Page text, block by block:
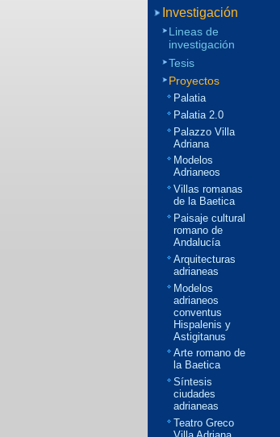
Investigación
Lineas de
investigación
Tesis
Proyectos
Palatia
Palatia 2.0
Palazzo Villa
Adriana
Modelos
Adrianeos
Villas romanas
de la Baetica
Paisaje cultural
romano de
Andalucía
Arquitecturas
adrianeas
Modelos
adrianeos
conventus
Hispalenis y
Astigitanus
Arte romano de
la Baetica
Síntesis
ciudades
adrianeas
Teatro Greco